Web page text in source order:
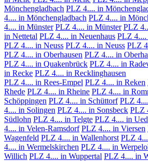
Mönchengladbach PLZ 4.... in
4.... in Mönchengladbach PLZ 4.... in
4.... in Münster PLZ 4.... in Münster PLZ
in Nettetal PLZ 4.... in Neuenhaus PLZ 4....
PLZ 4.... in Neuss PLZ 4.... in Neuss PLZ
PLZ 4.... in Oberhausen PLZ 4.... in
PLZ 4.... in Quakenbrück PLZ 4.... in
in Recke PLZ 4.... in Recklinghausen
PLZ 4.... in Rees-Empel PLZ 4.... in Reken
Rhede PLZ 4.... in Rheine PLZ 4.... in
Schöppingen PLZ 4.... in Schüttorf PLZ
4.... in Solingen PLZ 4.... in Sonsbeck PLZ
Südlohn PLZ 4.... in Telgte PLZ 4.... in
4.... in Velen-Ramsdorf PLZ 4.... in Viersen
Wagenfeld PLZ 4.... in Wallenhorst PLZ
4.... in Wermelskirchen PLZ 4.... in
Willich PLZ 4.... in Wuppertal PLZ 4.... in